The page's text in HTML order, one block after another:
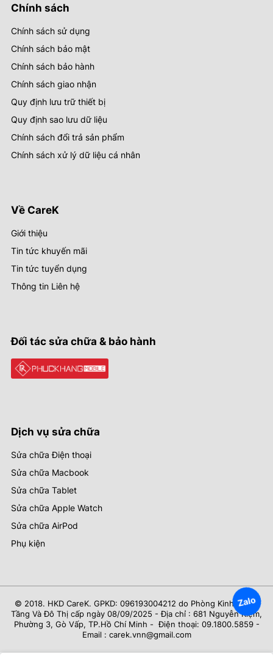
Chính sách
Chính sách sử dụng
Chính sách bảo mật
Chính sách bảo hành
Chính sách giao nhận
Quy định lưu trữ thiết bị
Quy định sao lưu dữ liệu
Chính sách đổi trả sản phẩm
Chính sách xử lý dữ liệu cá nhân
Về CareK
Giới thiệu
Tin tức khuyến mãi
Tin tức tuyển dụng
Thông tin Liên hệ
Đối tác sửa chữa & bảo hành
Dịch vụ sửa chữa
Sửa chữa Điện thoại
Sửa chữa Macbook
Sửa chữa Tablet
Sửa chữa Apple Watch
Sửa chữa AirPod
Phụ kiện
© 2018. HKD CareK. GPKD: 096193004212 do Phòng Kinh Tế Hạ
Tầng Và Đô Thị cấp ngày 08/09/2025 - Địa chỉ : 681 Nguyễn Kiệm,
Phường 3, Gò Vấp, TP.Hồ Chí Minh - Điện thoại: 09.1800.5859 -
Email : carek.vnn@gmail.com
Zalo